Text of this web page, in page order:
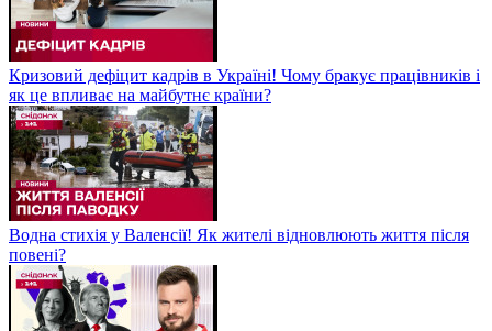
Кризовий дефіцит кадрів в Україні! Чому бракує працівників і
як це впливає на майбутнє країни?
Водна стихія у Валенсії! Як жителі відновлюють життя після
повені?